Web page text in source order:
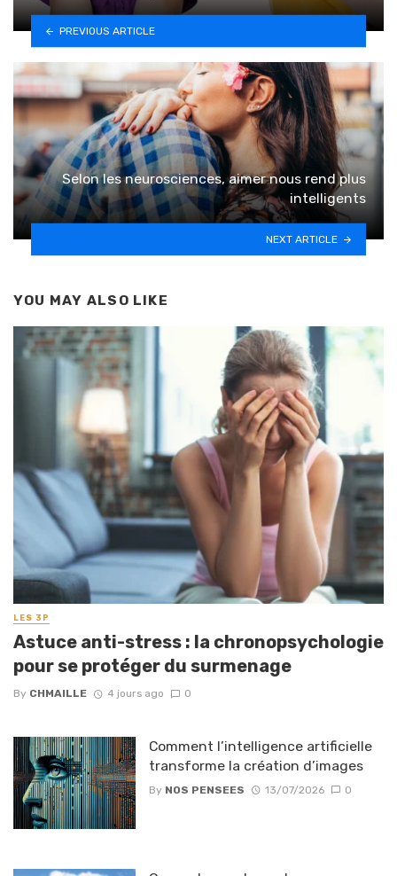
PREVIOUS ARTICLE
Selon les neurosciences, aimer nous rend plus
intelligents
NEXT ARTICLE
YOU MAY ALSO LIKE
LES 3P
Astuce anti-stress : la chronopsychologie
pour se protéger du surmenage
By CHMAILLE 4 jours ago 0
Comment l’intelligence artificielle
transforme la création d’images
By NOS PENSEES 13/07/2026 0